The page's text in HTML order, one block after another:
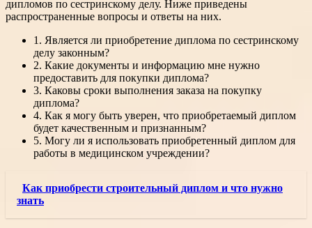
дипломов по сестринскому делу. Ниже приведены
распространенные вопросы и ответы на них.
1. Является ли приобретение диплома по сестринскому
делу законным?
2. Какие документы и информацию мне нужно
предоставить для покупки диплома?
3. Каковы сроки выполнения заказа на покупку
диплома?
4. Как я могу быть уверен, что приобретаемый диплом
будет качественным и признанным?
5. Могу ли я использовать приобретенный диплом для
работы в медицинском учреждении?
Как приобрести строительный диплом и что нужно
знать